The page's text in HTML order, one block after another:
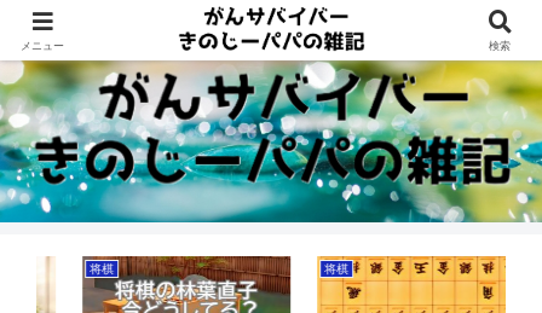
Dreams beyond 60s
メニュー 検索